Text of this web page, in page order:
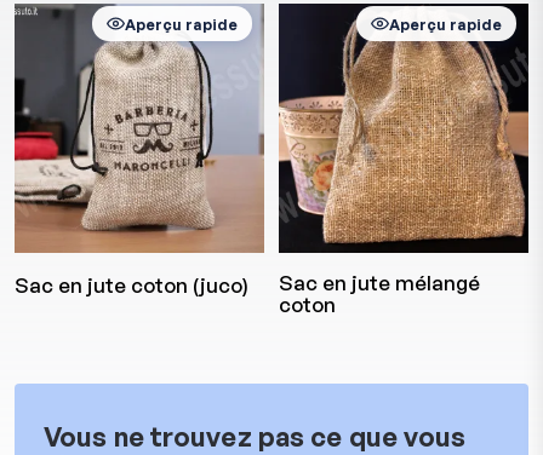
Sac en jute coton (juco)
Aperçu rapide
Sac en jute mélangé
coton
Aperçu rapide
Vous ne trouvez pas ce que vous